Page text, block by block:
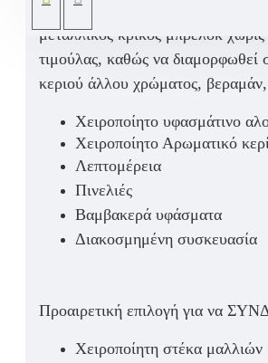
Μπορεί να προστεθεί όνομα
μεταλλικός κρίκος μπρελόκ
τιμούλας, καθώς να διαμορφωθεί
κεριού άλλου χρώματος,
Χειροποίητο υφασμάτινο
Χειροποίητο Αρωματικό
Λεπτομέρεια
Πινελιές
Βαμβακερά υφάσματα
Διακοσμημένη συσκευασία
Προαιρετική επιλογή για να
Χειροποίητη στέκα μαλλιών